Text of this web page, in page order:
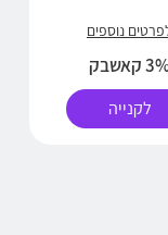
נוספים
קאשבק
לקנייה